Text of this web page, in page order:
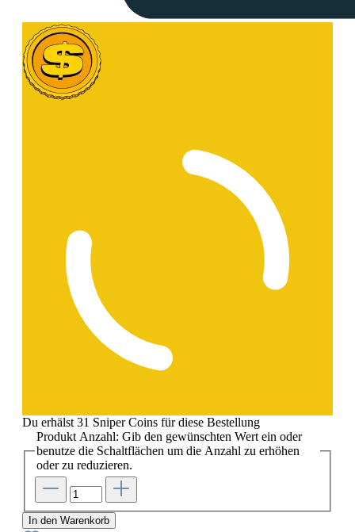
Du erhälst 31 Sniper Coins für diese Bestellung
Produkt Anzahl: Gib den gewünschten Wert ein oder
benutze die Schaltflächen um die Anzahl zu erhöhen
oder zu reduzieren.
In den Warenkorb